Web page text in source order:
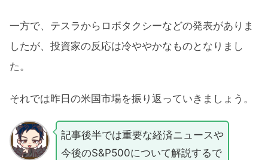
一方で、テスラからロボタクシーなどの発表がありま
したが、投資家の反応は冷ややかなものとなりまし
た。
それでは昨日の米国市場を振り返っていきましょう。
記事後半では重要な経済ニュースや
今後のS&P500について解説するで